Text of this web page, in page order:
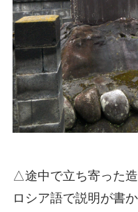
△途中で立ち寄った
ロシア語で説明が書